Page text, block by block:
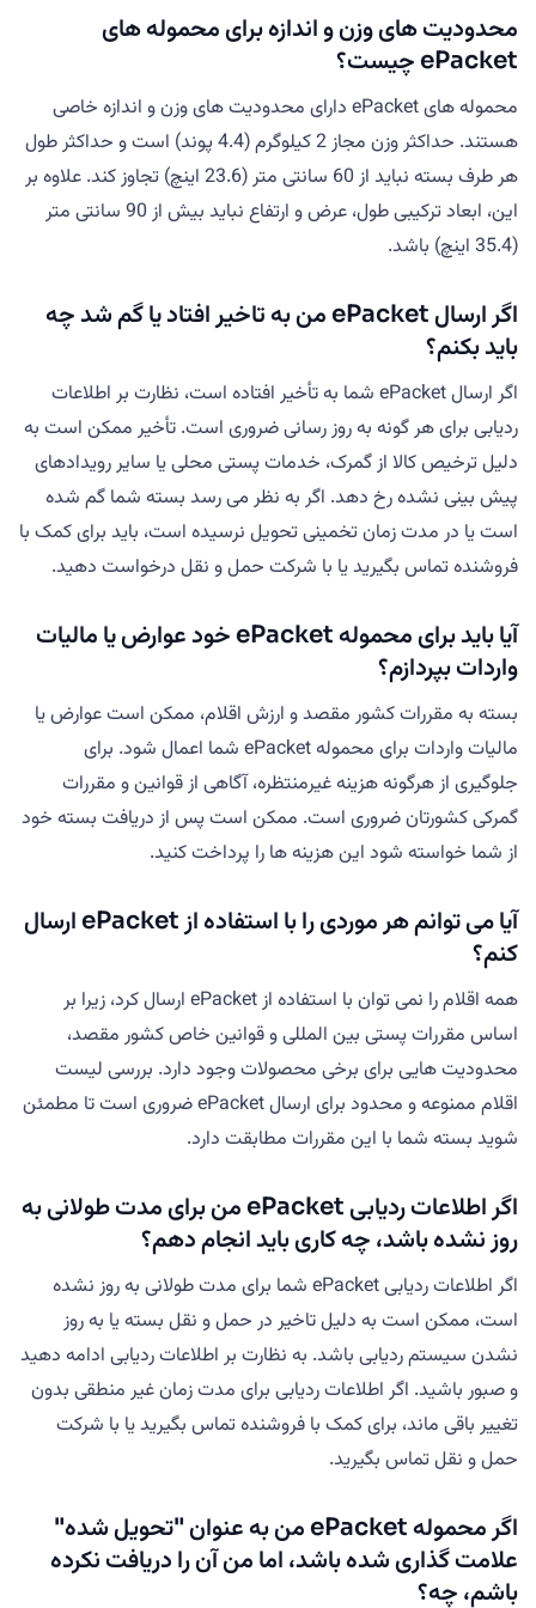
محدودیت های وزن و اندازه برای محموله های
ePacket چیست؟
محموله های ePacket دارای محدودیت های وزن و اندازه خاصی
هستند. حداکثر وزن مجاز 2 کیلوگرم (4.4 پوند) است و حداکثر طول
هر طرف بسته نباید از 60 سانتی متر (23.6 اینچ) تجاوز کند. علاوه بر
این، ابعاد ترکیبی طول، عرض و ارتفاع نباید بیش از 90 سانتی متر
(35.4 اینچ) باشد.
اگر ارسال ePacket من به تاخیر افتاد یا گم شد چه
باید بکنم؟
اگر ارسال ePacket شما به تأخیر افتاده است، نظارت بر اطلاعات
ردیابی برای هر گونه به روز رسانی ضروری است. تأخیر ممکن است به
دلیل ترخیص کالا از گمرک، خدمات پستی محلی یا سایر رویدادهای
پیش بینی نشده رخ دهد. اگر به نظر می رسد بسته شما گم شده
است یا در مدت زمان تخمینی تحویل نرسیده است، باید برای کمک با
فروشنده تماس بگیرید یا با شرکت حمل و نقل درخواست دهید.
آیا باید برای محموله ePacket خود عوارض یا مالیات
واردات بپردازم؟
بسته به مقررات کشور مقصد و ارزش اقلام، ممکن است عوارض یا
مالیات واردات برای محموله ePacket شما اعمال شود. برای
جلوگیری از هرگونه هزینه غیرمنتظره، آگاهی از قوانین و مقررات
گمرکی کشورتان ضروری است. ممکن است پس از دریافت بسته خود
از شما خواسته شود این هزینه ها را پرداخت کنید.
آیا می توانم هر موردی را با استفاده از ePacket ارسال
کنم؟
همه اقلام را نمی توان با استفاده از ePacket ارسال کرد، زیرا بر
اساس مقررات پستی بین المللی و قوانین خاص کشور مقصد،
محدودیت هایی برای برخی محصولات وجود دارد. بررسی لیست
اقلام ممنوعه و محدود برای ارسال ePacket ضروری است تا مطمئن
شوید بسته شما با این مقررات مطابقت دارد.
اگر اطلاعات ردیابی ePacket من برای مدت طولانی به
روز نشده باشد، چه کاری باید انجام دهم؟
اگر اطلاعات ردیابی ePacket شما برای مدت طولانی به روز نشده
است، ممکن است به دلیل تاخیر در حمل و نقل بسته یا به روز
نشدن سیستم ردیابی باشد. به نظارت بر اطلاعات ردیابی ادامه دهید
و صبور باشید. اگر اطلاعات ردیابی برای مدت زمان غیر منطقی بدون
تغییر باقی ماند، برای کمک با فروشنده تماس بگیرید یا با شرکت
حمل و نقل تماس بگیرید.
اگر محموله ePacket من به عنوان "تحویل شده"
علامت گذاری شده باشد، اما من آن را دریافت نکرده
باشم، چه؟